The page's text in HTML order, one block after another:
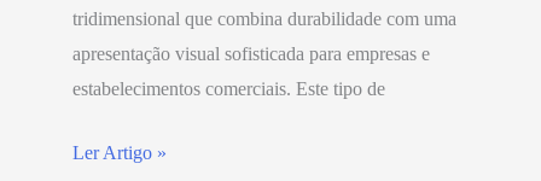
tridimensional que combina durabilidade com uma
apresentação visual sofisticada para empresas e
estabelecimentos comerciais. Este tipo de
Ler Artigo »